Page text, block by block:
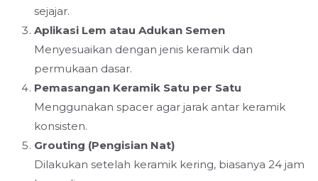
sejajar.
Aplikasi Lem atau Adukan Semen
Menyesuaikan dengan jenis keramik dan
permukaan dasar.
Pemasangan Keramik Satu per Satu
Menggunakan spacer agar jarak antar keramik
konsisten.
Grouting (Pengisian Nat)
Dilakukan setelah keramik kering, biasanya 24 jam